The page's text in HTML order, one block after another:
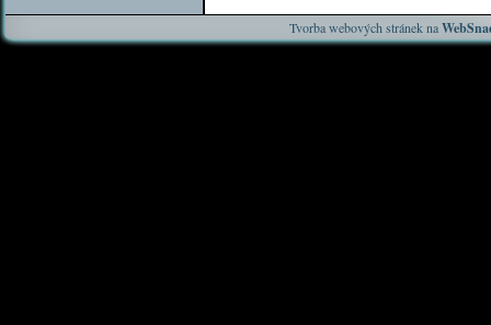
Tvorba webových stránek na